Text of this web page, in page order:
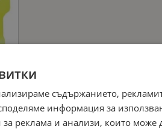
съдържанието,
информация за
реклама и анализи, които може